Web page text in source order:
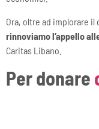
Ora, oltre ad implorare il
rinnoviamo l’appello
Caritas Libano.
Per donare